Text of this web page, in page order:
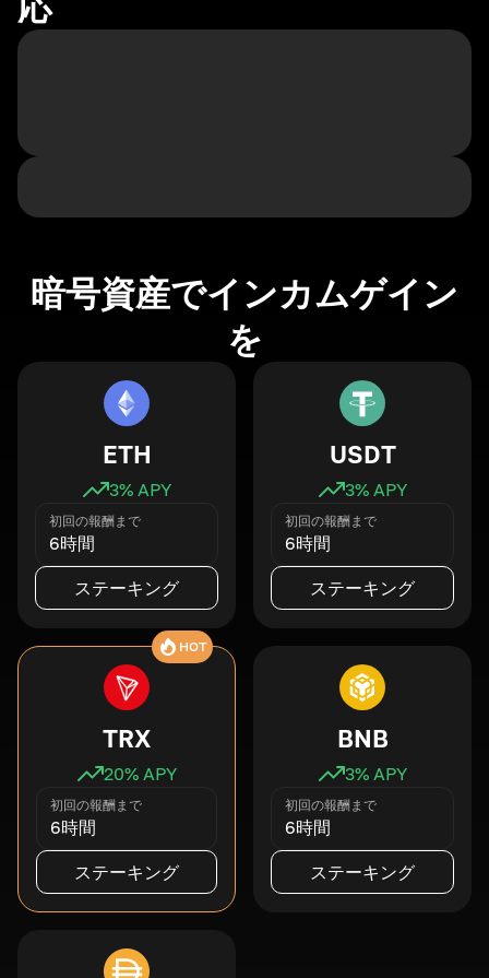
暗号資産でインカムゲイン
を
ETH
3% APY
初回の報酬まで
6時間
ステーキング
USDT
3% APY
初回の報酬まで
6時間
ステーキング
HOT
TRX
20% APY
初回の報酬まで
6時間
ステーキング
BNB
3% APY
初回の報酬まで
6時間
ステーキング